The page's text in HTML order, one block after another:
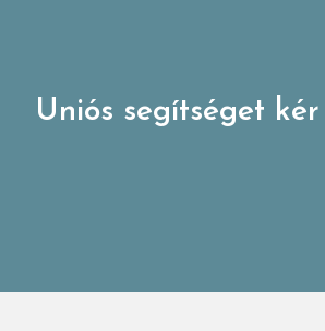
Uniós segítséget